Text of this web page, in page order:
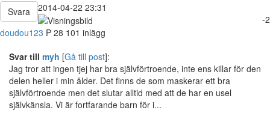
Svara
2014-04-22 23:31
-2
doudou123 P 28 101 inlägg
Svar till myh [Gå till post]:
Jag tror att ingen tjej har bra självförtroende, inte ens killar för den
delen heller i min ålder. Det finns de som maskerar ett bra
självförtroende men det slutar alltid med att de har en usel
självkänsla. Vi är fortfarande barn för i...